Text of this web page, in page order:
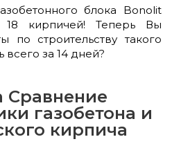
блока Bonolit
кирпичей! Теперь Вы
по строительству такого
за 14 дней?
Сравнение
газобетона и
кирпича